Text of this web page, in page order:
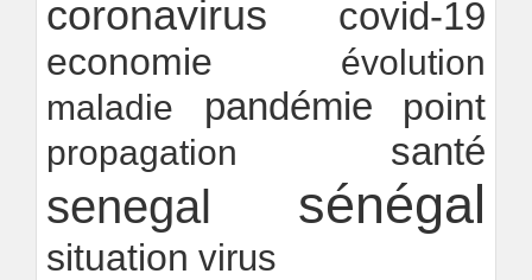
coronavirus covid-19
economie
évolution
maladie
pandémie point
propagation santé
senegal sénégal
situation virus